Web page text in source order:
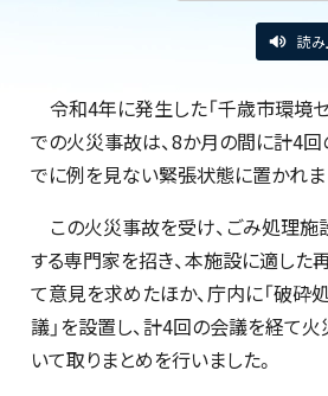
読
令和4年に発生した「千歳市環境
での火災事故は、8か月の間に計4回
でに例を見ない緊張状態に置かれま
この火災事故を受け、ごみ処理
する専門家を招き、本施設に適した
て意見を求めたほか、庁内に「破
議」を設置し、計4回の会議を経て
いて取りまとめを行いました。